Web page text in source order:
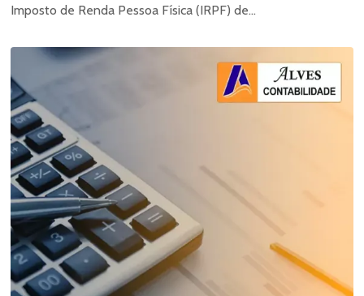
Imposto de Renda Pessoa Física (IRPF) de...